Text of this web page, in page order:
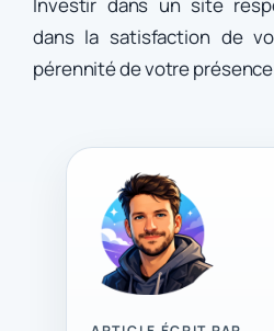
dans la satisfaction de
pérennité de votre